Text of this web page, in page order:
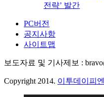
전략’ 발간
PC버전
공지사항
사이트맵
보도자료 및 기사제보 :
Copyright 2014. 이투데이피